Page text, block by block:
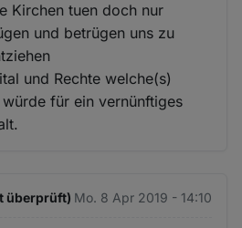
Kirchen tuen doch nur
und betrügen uns zu
und Rechte welche(s)
für ein vernünftiges
überprüft) Mo. 8 Apr 2019 - 14:10